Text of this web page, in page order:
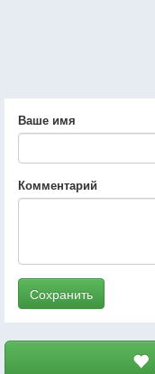
Ваше имя
Комментарий
Сохранить